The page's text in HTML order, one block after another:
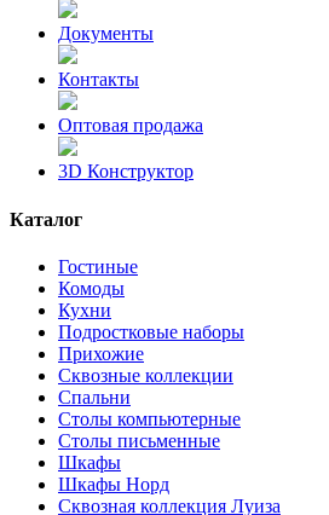
Документы
Контакты
Оптовая продажа
3D Конструктор
Каталог
Гостиные
Комоды
Кухни
Подростковые наборы
Прихожие
Сквозные коллекции
Спальни
Столы компьютерные
Столы письменные
Шкафы
Шкафы Норд
Сквозная коллекция Луиза